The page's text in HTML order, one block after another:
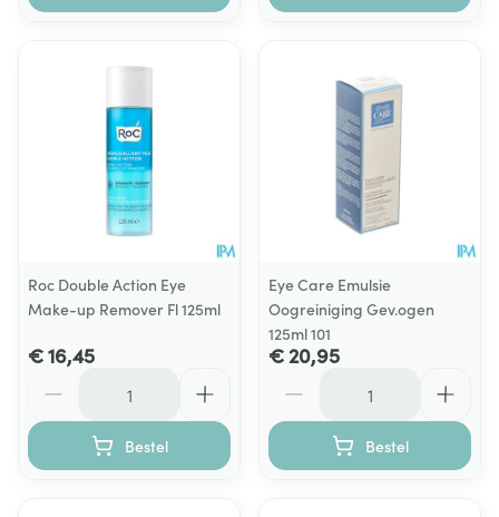
Roc Double Action Eye
Make-up Remover Fl 125ml
€ 16,45
Bestel
Eye Care Emulsie
Oogreiniging Gev.ogen
125ml 101
€ 20,95
Bestel